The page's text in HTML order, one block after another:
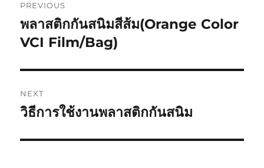
navigation
PREVIOUS
Previous
post:
พลาสติกกันสนิมสีส้ม(Orange Color
VCI Film/Bag)
NEXT
Next
วิธีการใช้งานพลาสติกกันสนิม